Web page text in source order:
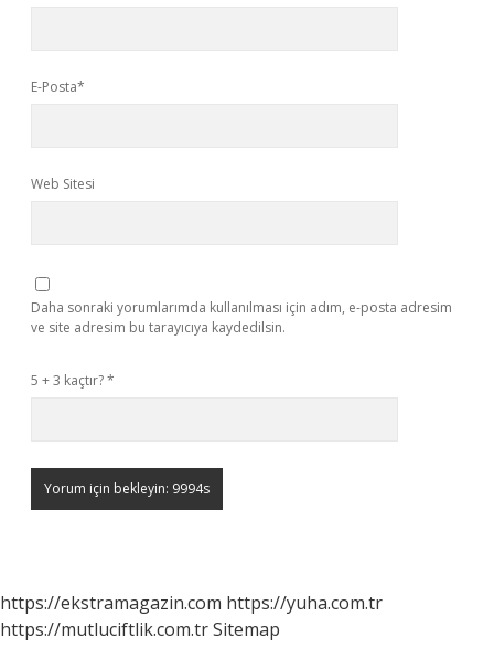
E-Posta*
Web Sitesi
Daha sonraki yorumlarımda kullanılması için adım, e-posta adresim
ve site adresim bu tarayıcıya kaydedilsin.
5 + 3 kaçtır?*
https://ekstramagazin.com https://yuha.com.tr
https://mutluciftlik.com.trSitemap